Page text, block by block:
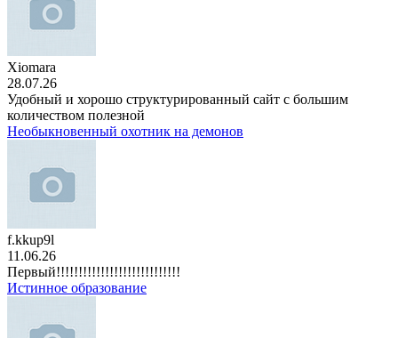
Xiomara
28.07.26
Удобный и хорошо структурированный сайт с большим
количеством полезной
Необыкновенный охотник на демонов
f.kkup9l
11.06.26
Первый!!!!!!!!!!!!!!!!!!!!!!!!!!!!
Истинное образование